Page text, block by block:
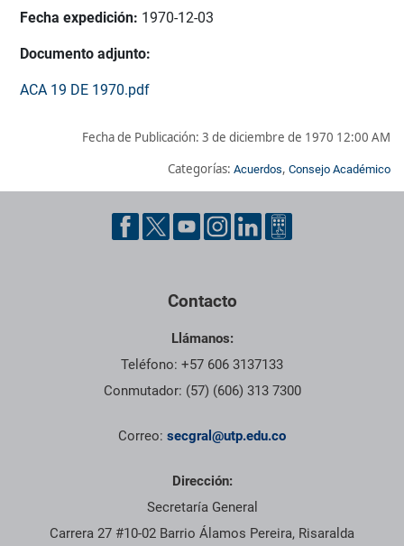
Fecha expedición: 1970-12-03
Documento adjunto:
ACA 19 DE 1970.pdf
Fecha de Publicación: 3 de diciembre de 1970 12:00 AM
Categorías: Acuerdos, Consejo Académico
Pie de página con información de contacto, redes sociales y
Contacto
Llámanos:
Teléfono: +57 606 3137133
Conmutador: (57) (606) 313 7300
Correo: secgral@utp.edu.co
Dirección:
Secretaría General
Carrera 27 #10-02 Barrio Álamos Pereira, Risaralda